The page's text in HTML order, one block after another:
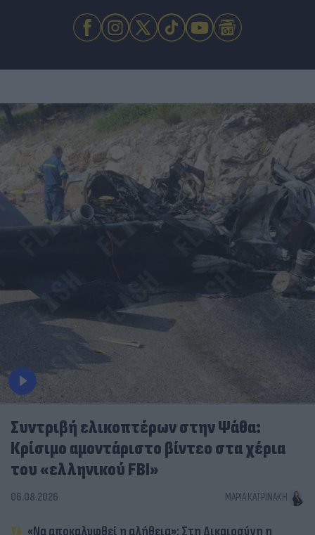
Συντριβή ελικοπτέρων στην Ψάθα:
Κρίσιμο αμοντάριστο βίντεο στα χέρια
του «ελληνικού FBI»
06.08.2026 ΜΑΡΊΑ ΚΑΤΡΙΝΆΚΗ
«Να αποκαλυφθεί η αλήθεια»: Στη Δικαιοσύνη η